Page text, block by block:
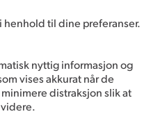
henhold til dine preferanser.
nyttig informasjon og
vises akkurat når de
distraksjon slik at